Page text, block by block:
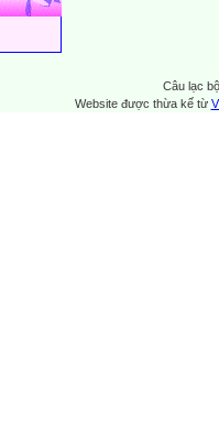
Câu lạc
Website được thừa kế từ